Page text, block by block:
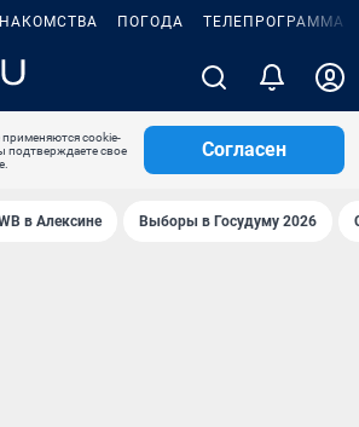
ПОГОДА ТЕЛЕПРОГРАММА
cookie-
подтверждаете свое
Согласен
в Алексине Выборы в Госудуму 2026